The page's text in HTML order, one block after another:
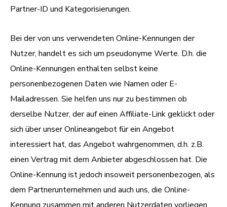
Partner-ID und Kategorisierungen.
Bei der von uns verwendeten Online-Kennungen der
Nutzer, handelt es sich um pseudonyme Werte. D.h. die
Online-Kennungen enthalten selbst keine
personenbezogenen Daten wie Namen oder E-
Mailadressen. Sie helfen uns nur zu bestimmen ob
derselbe Nutzer, der auf einen Affiliate-Link geklickt oder
sich über unser Onlineangebot für ein Angebot
interessiert hat, das Angebot wahrgenommen, d.h. z.B.
einen Vertrag mit dem Anbieter abgeschlossen hat. Die
Online-Kennung ist jedoch insoweit personenbezogen, als
dem Partnerunternehmen und auch uns, die Online-